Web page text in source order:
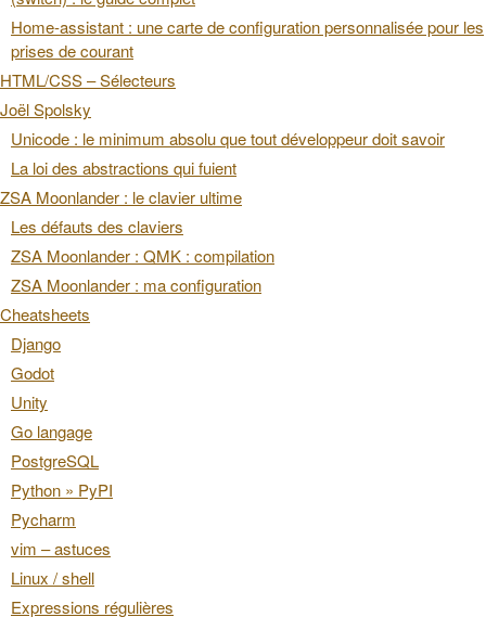
Home-assistant : une carte de configuration personnalisée pour les
prises de courant
HTML/CSS – Sélecteurs
Joël Spolsky
Unicode : le minimum absolu que tout développeur doit savoir
La loi des abstractions qui fuient
ZSA Moonlander : le clavier ultime
Les défauts des claviers
ZSA Moonlander : QMK : compilation
ZSA Moonlander : ma configuration
Cheatsheets
Django
Godot
Unity
Go langage
PostgreSQL
Python » PyPI
Pycharm
vim – astuces
Linux / shell
Expressions régulières